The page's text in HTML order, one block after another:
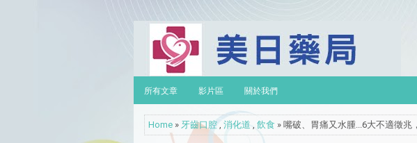
所有文章 影片區 關於我們
Home » 牙齒口腔, 消化道 , 飲食 » 嘴破、胃痛又水腫...6大不適徵兆